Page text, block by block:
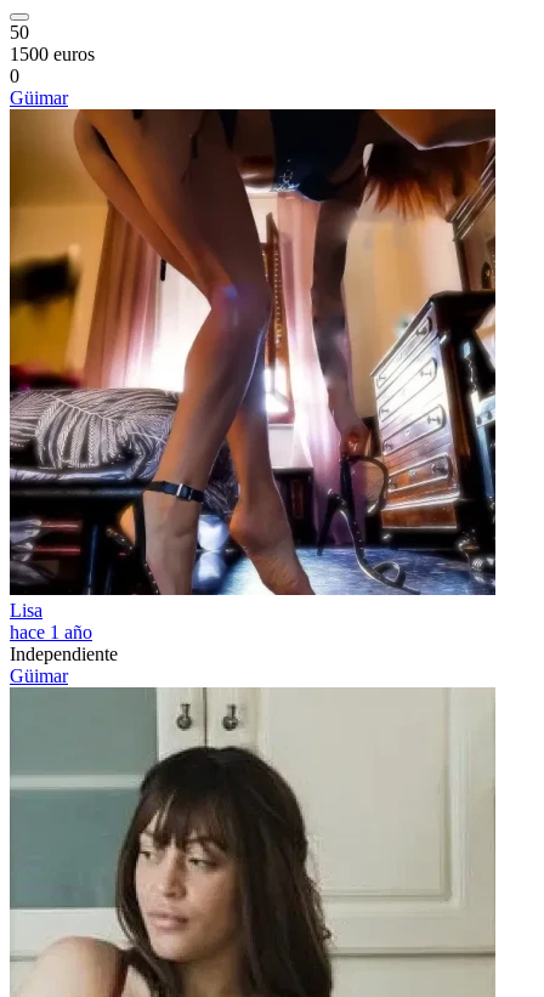
50
1500 euros
0
Güimar
Lisa
hace 1 año
Independiente
Güimar